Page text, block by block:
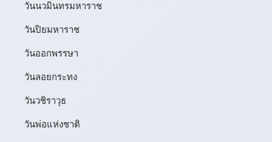
วันนวมินทรมหาราช
วันปิยมหาราช
วันออกพรรษา
วันลอยกระทง
วันวชิราวุธ
วันพ่อแห่งชาติ